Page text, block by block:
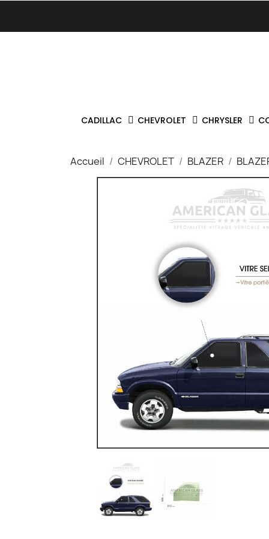
CADILLAC CHEVROLET CHRYSLER
Accueil CHEVROLET BLAZER